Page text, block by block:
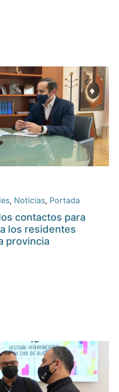
, Noticias, Portada
contactos para
los residentes
provincia